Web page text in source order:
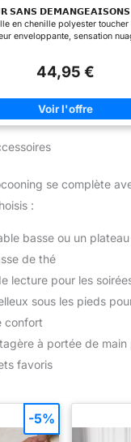
𝗦𝗔𝗡𝗦 𝗗𝗘𝗠𝗔𝗡𝗚𝗘𝗔𝗜𝗦𝗢𝗡𝗦 -
en chenille polyester toucher
enveloppante, sensation
vous complètement
gris clair, gris foncé ou
plaid tricot s'intègre dans un
ou bohème chic 🎁 𝗖𝗔𝗗𝗘𝗔𝗨
tricotée est le cadeau parfait
a reçu le Deutscher Kunden
44,95 €
se complète
:
basse ou un
de thé
lecture pour les
sous les pieds
confort
à portée de main
favoris
-5%